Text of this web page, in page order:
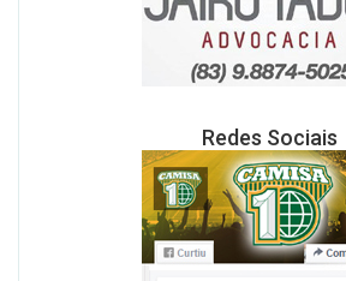
Redes Sociais